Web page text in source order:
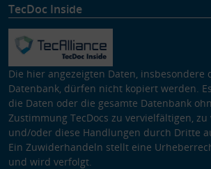
TecDoc Inside
Die hier angezeigten Daten, insbesondere
Datenbank, dürfen nicht kopiert werden.
die Daten oder die gesamte Datenbank
Zustimmung TecDocs zu vervielfältigen,
und/oder diese Handlungen durch Dritte
Ein Zuwiderhandeln stellt eine
und wird verfolgt.